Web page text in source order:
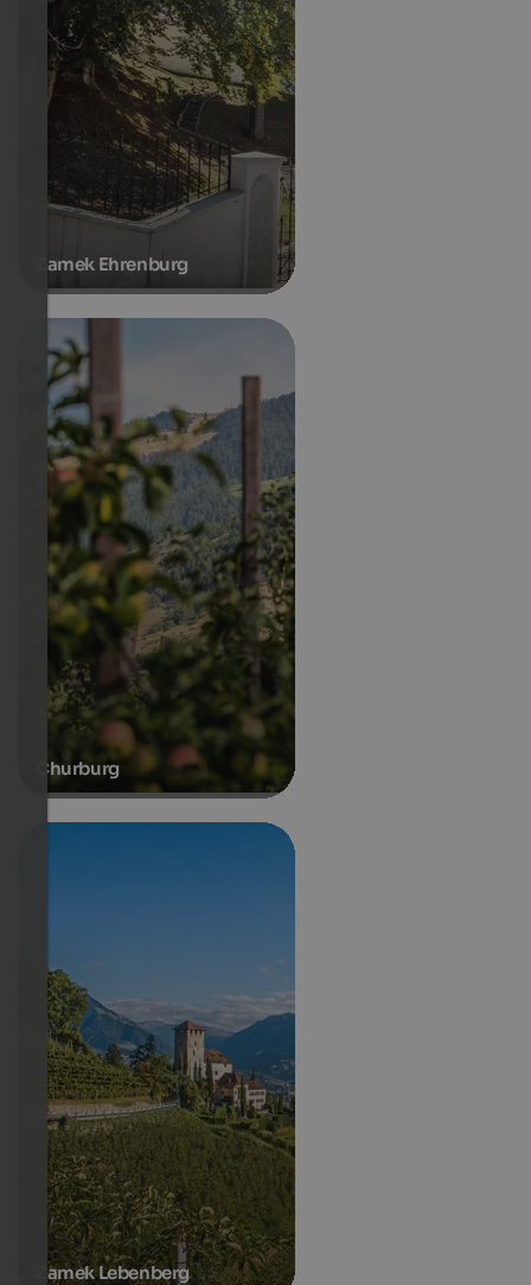
Zamek Ehrenburg
Churburg
Zamek Lebenberg